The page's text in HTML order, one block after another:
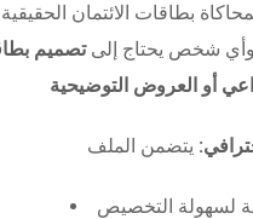
بطاقات الائتمان
شخص يحتاج إلىتصميم
أو العروض التوضيحية
لسهولة التخصيص